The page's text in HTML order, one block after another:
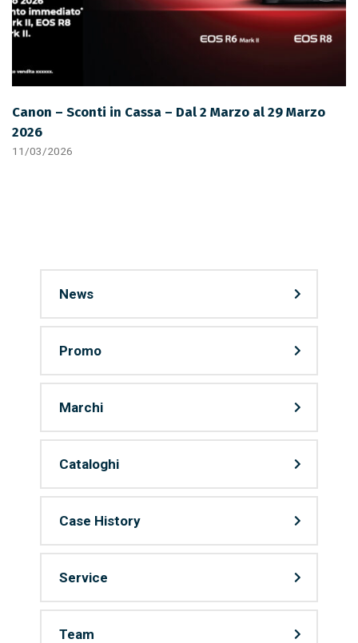
Canon – Sconti in Cassa – Dal 2 Marzo al 29 Marzo
2026
11/03/2026
News
Promo
Marchi
Cataloghi
Case History
Service
Team